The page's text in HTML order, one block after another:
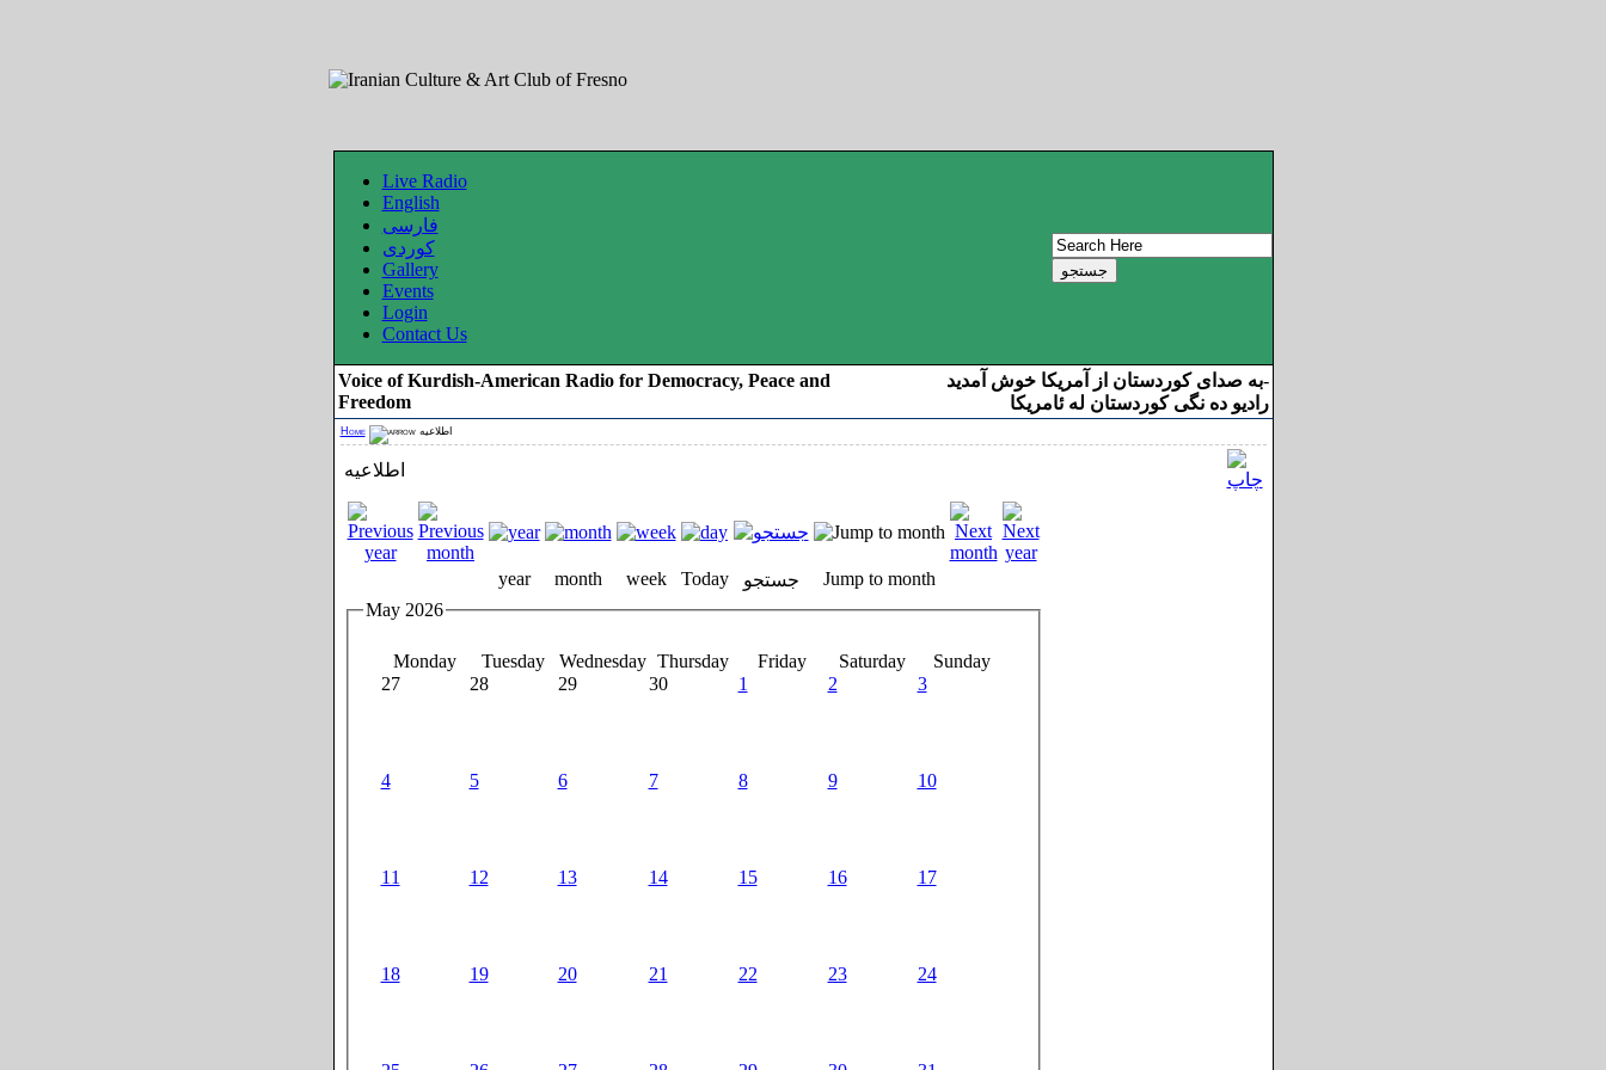
Live Radio
English
فارسی
کوردی
Gallery
Events
Login
Contact Us
به صدای کوردستان از آمریکا خوش آمدید-
رادیو ده نگی کوردستان له ئامریکا
Voice of Kurdish-American Radio for Democracy, Peace and
Freedom
Home اطلاعیه
اطلاعیه
year month week Today جستجو
Jump to month
May 2026
Monday Tuesday Wednesday Thursday Friday Saturday
Sunday
27
28 29 30 1 2 3
4 5 6 7 8 9 10
11 12 13 14 15 16 17
18 19 20 21 22 23 24